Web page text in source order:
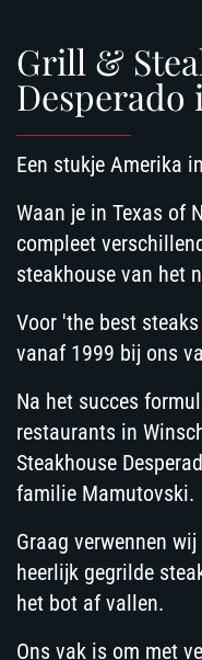
Grill &
Desperado
Een stukje Amerika
Waan je in Texas of
compleet
steakhouse van het
Voor 'the best
vanaf 1999 bij ons
Na het succes
restaurants in
Steakhouse
familie Mamutovski.
Graag verwennen
heerlijk gegrilde
het bot af vallen.
Ons vak is om met